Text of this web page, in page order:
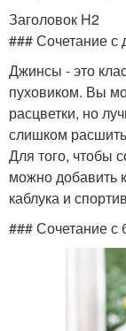
Заголовок H2
### Сочетание с
Джинсы - это
пуховиком. Вы
расцветки, но
слишком
Для того, чтобы
можно добавить
каблука и
### Сочетание с